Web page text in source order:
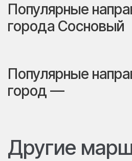
Популярные
города Сосновый
Популярные
город —
Другие